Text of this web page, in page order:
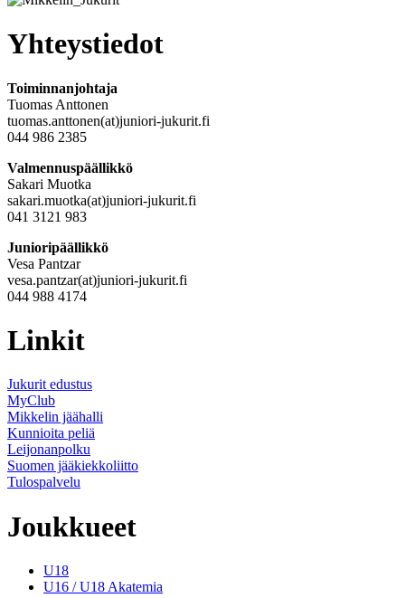
Yhteystiedot
Toiminnanjohtaja
Tuomas Anttonen
tuomas.anttonen(at)juniori-jukurit.fi
044 986 2385
Valmennuspäällikkö
Sakari Muotka
sakari.muotka(at)juniori-jukurit.fi
041 3121 983
Junioripäällikkö
Vesa Pantzar
vesa.pantzar(at)juniori-jukurit.fi
044 988 4174
Linkit
Jukurit edustus
MyClub
Mikkelin jäähalli
Kunnioita peliä
Leijonanpolku
Suomen jääkiekkoliitto
Tulospalvelu
Joukkueet
U18
U16 / U18 Akatemia